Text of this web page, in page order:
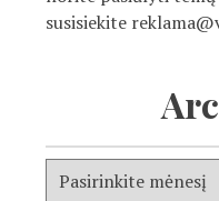
susisiekite